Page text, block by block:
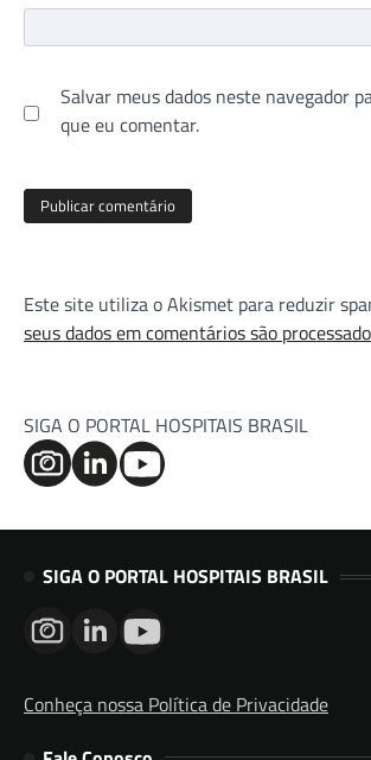
Salvar meus dados neste navegador
que eu comentar.
Este site utiliza o Akismet para reduzir
seus dados em comentários são
SIGA O PORTAL HOSPITAIS BRASIL
SIGA O PORTAL HOSPITAIS BRASIL
Conheça nossa Política de Privacidade